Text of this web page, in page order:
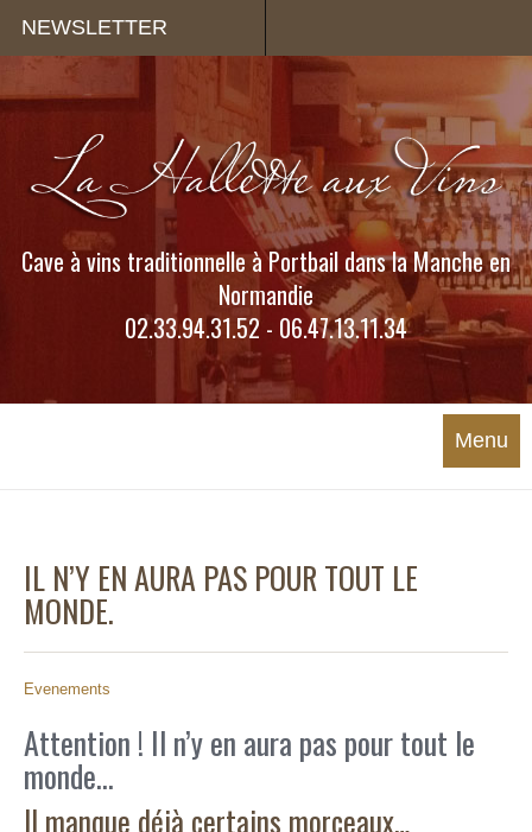
NEWSLETTER
Cave à vins traditionnelle à Portbail dans la Manche en
Normandie
02.33.94.31.52 - 06.47.13.11.34
Menu
IL N’Y EN AURA PAS POUR TOUT LE
MONDE.
Evenements
Attention ! Il n’y en aura pas pour tout le
monde…
Il manque déjà certains morceaux…
Panneau de gestion des cookies